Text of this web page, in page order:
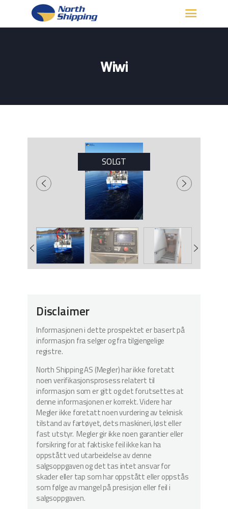
Wiwi
KONTAKT OSS
SOLGT
Disclaimer
Informasjonen i dette prospektet er basert på
informasjon fra selger og fra tilgjengelige
registre.
North Shipping AS (Megler) har ikke foretatt
noen verifikasjonsprosess relatert til
informasjon som er gitt og det forutsettes at
denne informasjonen er korrekt. Videre har
Megler ikke foretatt noen vurdering av teknisk
tilstand av fartøyet, dets maskineri, løst eller
fast utstyr. Megler gir ikke noen garantier eller
forsikring for at faktiske feil ikke kan ha
oppstått ved utarbeidelse av denne
salgsoppgaven og det tas intet ansvar for
skader eller tap som har oppstått eller oppstås
som følge av mangel på presisjon eller feil i
salgsoppgaven.